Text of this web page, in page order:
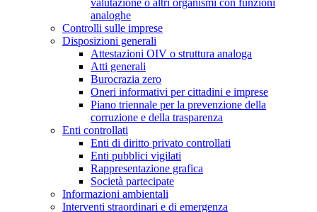
analoghe
Controlli sulle imprese
Disposizioni generali
Attestazioni OIV o struttura analoga
Atti generali
Burocrazia zero
Oneri informativi per cittadini e imprese
Piano triennale per la prevenzione della
corruzione e della trasparenza
Enti controllati
Enti di diritto privato controllati
Enti pubblici vigilati
Rappresentazione grafica
Società partecipate
Informazioni ambientali
Interventi straordinari e di emergenza